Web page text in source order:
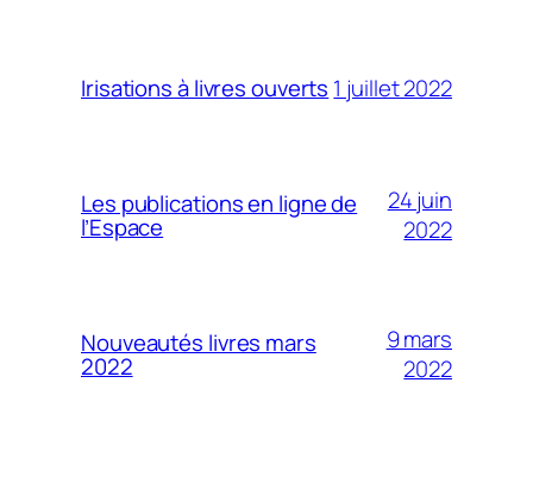
Irisations à livres ouverts 1 juillet 2022
Les publications en ligne de
l’Espace
24 juin
2022
Nouveautés livres mars
2022
9 mars
2022